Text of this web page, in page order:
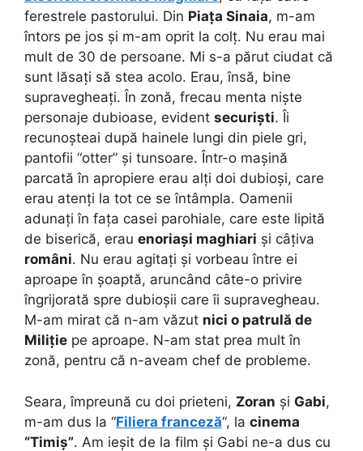
ferestrele pastorului. Din Piața Sinaia, m-am
întors pe jos și m-am oprit la colț. Nu erau mai
mult de 30 de persoane. Mi s-a părut ciudat că
sunt lăsați să stea acolo. Erau, însă, bine
supravegheați. În zonă, frecau menta niște
personaje dubioase, evident securiști. Îi
recunoșteai după hainele lungi din piele gri,
pantofii “otter” și tunsoare. Într-o mașină
parcată în apropiere erau alți doi dubioși, care
erau atenți la tot ce se întâmpla. Oamenii
adunați în fața casei parohiale, care este lipită
de biserică, erau enoriași maghiari și câțiva
români. Nu erau agitați și vorbeau între ei
aproape în șoaptă, aruncând câte-o privire
îngrijorată spre dubioșii care îi supravegheau.
M-am mirat că n-am văzut nici o patrulă de
Miliție pe aproape. N-am stat prea mult în
zonă, pentru că n-aveam chef de probleme.
Seara, împreună cu doi prieteni, Zoran și Gabi,
m-am dus la “Filiera franceză“, la cinema
“Timiș”. Am ieșit de la film și Gabi ne-a dus cu